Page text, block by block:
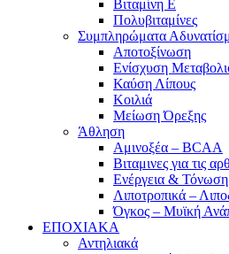
Βιταμίνη E
Πολυβιταμίνες
Συμπληρώματα
Αποτοξίνωση
Ενίσχυση
Καύση Λίπους
Κοιλιά
Μείωση Όρεξης
Άθληση
Αμινοξέα – BCAA
Βιταμινες για τις
Ενέργεια & Τόνωση
Λιποτροπικά –
Όγκος – Μυϊκή
ΕΠΟΧΙΑΚΑ
Αντηλιακά